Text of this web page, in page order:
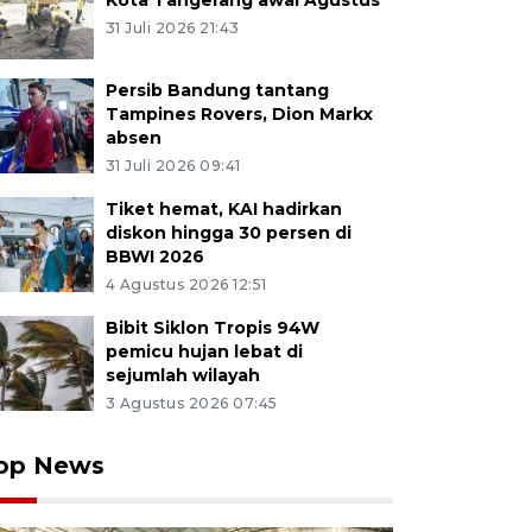
31 Juli 2026 21:43
Persib Bandung tantang
Tampines Rovers, Dion Markx
absen
31 Juli 2026 09:41
Tiket hemat, KAI hadirkan
diskon hingga 30 persen di
BBWI 2026
4 Agustus 2026 12:51
Bibit Siklon Tropis 94W
pemicu hujan lebat di
sejumlah wilayah
3 Agustus 2026 07:45
News